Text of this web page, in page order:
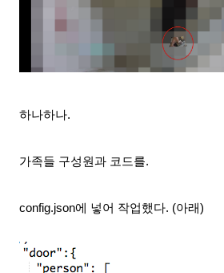
하나하나.
가족들 구성원과 코드를.
config.json에 넣어 작업했다. (아래)